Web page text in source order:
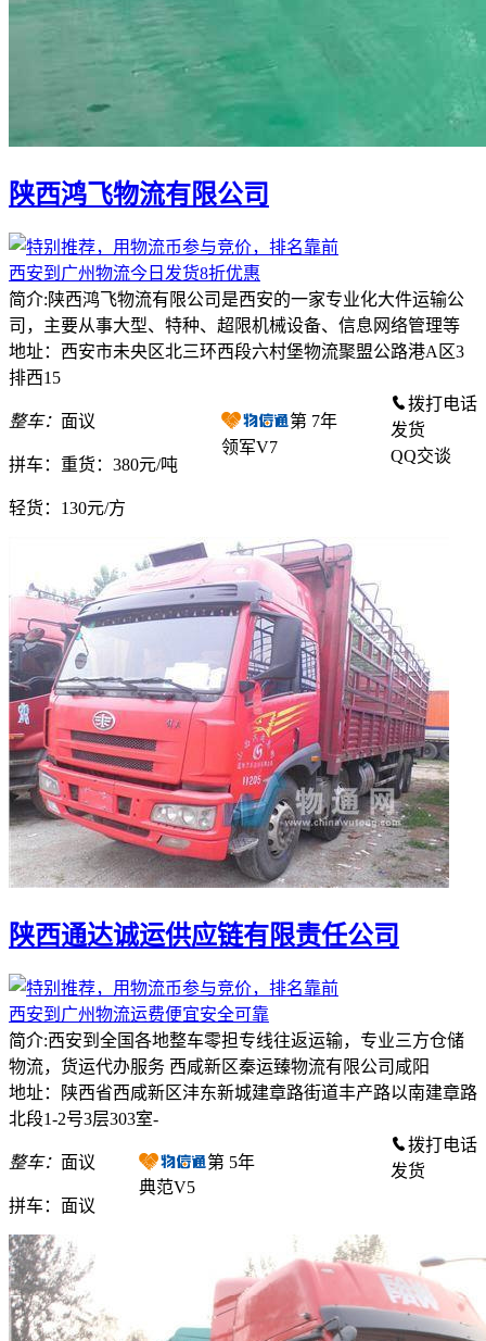
陕西鸿飞物流有限公司
西安到广州物流今日发货8折优惠
简介:陕西鸿飞物流有限公司是西安的一家专业化大件运输公
司，主要从事大型、特种、超限机械设备、信息网络管理等
地址：西安市未央区北三环西段六村堡物流聚盟公路港A区3
排西15
整车： 面议
拼车： 重货：380元/吨
轻货： 130元/方
第 7年
领军V7
拨打电话
发货
QQ交谈
陕西通达诚运供应链有限责任公司
西安到广州物流运费便宜安全可靠
简介:西安到全国各地整车零担专线往返运输，专业三方仓储
物流，货运代办服务 西咸新区秦运臻物流有限公司咸阳
地址：陕西省西咸新区沣东新城建章路街道丰产路以南建章路
北段1-2号3层303室-
整车： 面议
拼车： 面议
第 5年
典范V5
拨打电话
发货